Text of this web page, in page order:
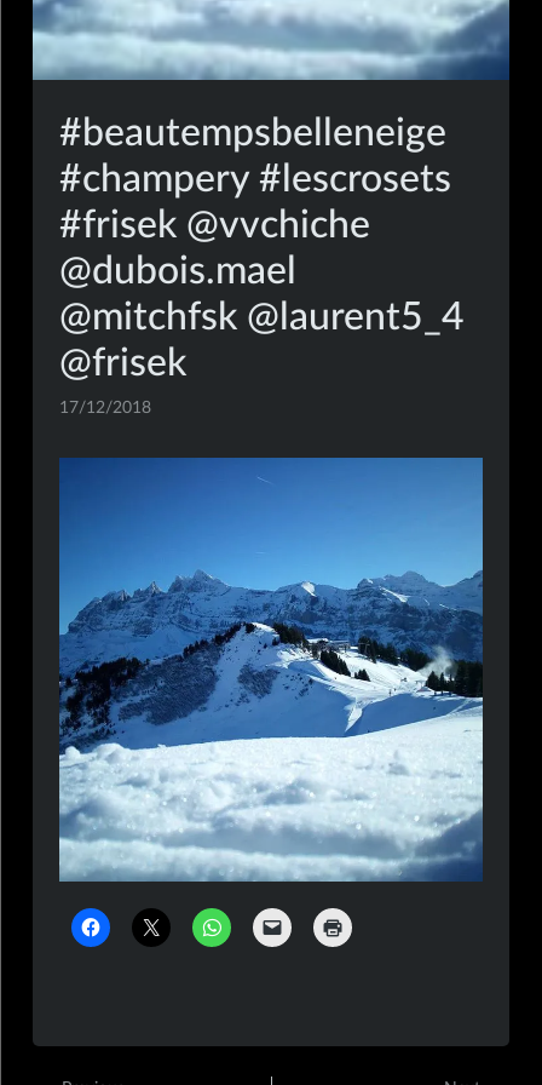
#beautempsbelleneige
#champery #lescrosets
#frisek @vvchiche
@dubois.mael
@mitchfsk @laurent5_4
@frisek
17/12/2018